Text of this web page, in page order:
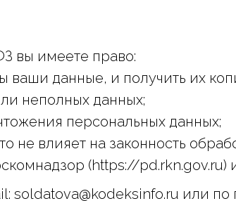
вы имеете право:
данные, и получить их
неполных данных;
персональных данных;
не влияет на законность
(https://pd.rkn.gov.ru)
soldatova@kodeksinfo.ru или по